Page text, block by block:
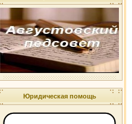
Юридическая помощь